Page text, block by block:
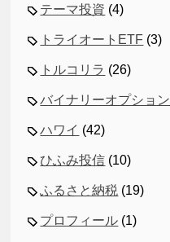
テーマ投資 (4)
トライオートETF (3)
トルコリラ (26)
バイナリーオプション
ハワイ (42)
ひふみ投信 (10)
ふるさと納税 (19)
プロフィール (1)